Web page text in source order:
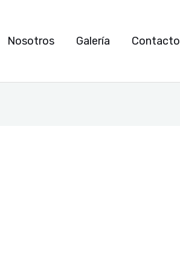
Nosotros Galería Contacto